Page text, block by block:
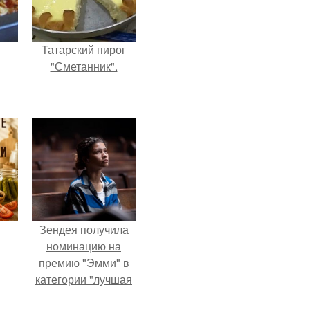
Татарский пирог
"Сметанник".
Зендея получила
номинацию на
премию "Эмми" в
категории "лучшая